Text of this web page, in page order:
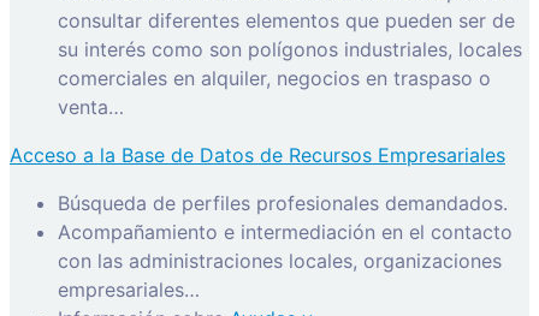
consultar diferentes elementos que pueden ser de
su interés como son polígonos industriales, locales
comerciales en alquiler, negocios en traspaso o
venta…
Acceso a la Base de Datos de Recursos Empresariales
Búsqueda de perfiles profesionales demandados.
Acompañamiento e intermediación en el contacto
con las administraciones locales, organizaciones
empresariales…